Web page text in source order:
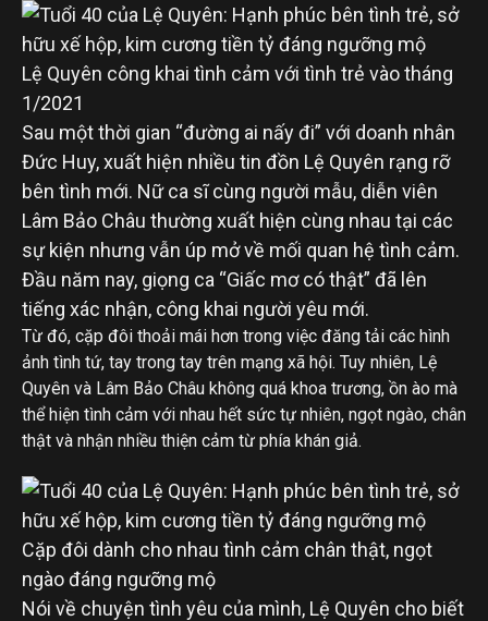
Lệ Quyên công khai tình cảm với tình trẻ vào tháng
1/2021
Sau một thời gian “đường ai nấy đi” với doanh nhân
Đức Huy, xuất hiện nhiều tin đồn Lệ Quyên rạng rỡ
bên tình mới. Nữ ca sĩ cùng người mẫu, diễn viên
Lâm Bảo Châu thường xuất hiện cùng nhau tại các
sự kiện nhưng vẫn úp mở về mối quan hệ tình cảm.
Đầu năm nay, giọng ca “Giấc mơ có thật” đã lên
tiếng xác nhận, công khai người yêu mới.
Từ đó, cặp đôi thoải mái hơn trong việc đăng tải các hình
ảnh tình tứ, tay trong tay trên mạng xã hội. Tuy nhiên, Lệ
Quyên và Lâm Bảo Châu không quá khoa trương, ồn ào mà
thể hiện tình cảm với nhau hết sức tự nhiên, ngọt ngào, chân
thật và nhận nhiều thiện cảm từ phía khán giả.
Cặp đôi dành cho nhau tình cảm chân thật, ngọt
ngào đáng ngưỡng mộ
Nói về chuyện tình yêu của mình, Lệ Quyên cho biết